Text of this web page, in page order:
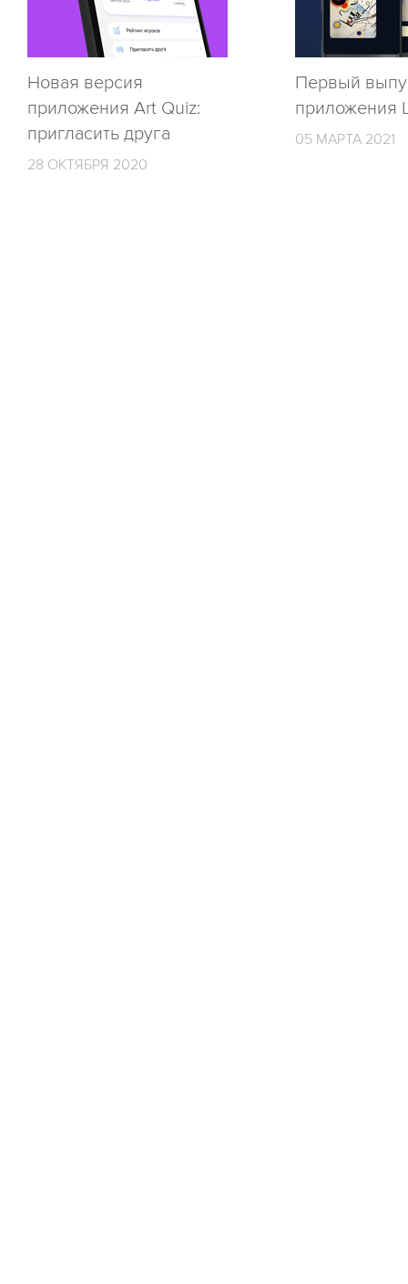
Новая версия
приложения Art Quiz:
пригласить друга
28 ОКТЯБРЯ 2020
Первый
приложения
05 МАРТА 2021